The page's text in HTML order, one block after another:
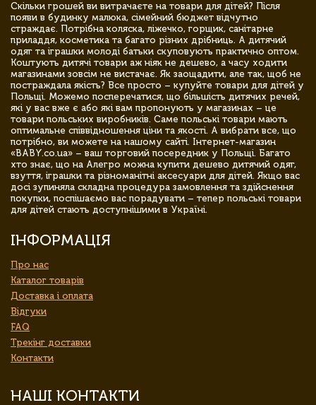
Скільки грошей ви витрачаєте на товари для дітей? Після
появи в будинку малюка, сімейний бюджет відчутно
страждає. Потрібна коляска, ліжечко, горщик, санітарне
приладдя, косметика та багато різних дрібниць. А дитячий
одяг та іграшки молоді батьки скуповують практично оптом.
Коштують дитячі товари аж ніяк не дешево, а часу ходити
магазинами зовсім не вистачає. Як заощадити, але так, щоб не
постраждала якість? Все просто – купуйте товари для дітей у
Польщі. Можемо посперечатися, що більшість дитячих речей,
які у вас вже є або які вам пропонують у магазинах – це
товари польських виробників. Саме польські товари мають
оптимальне співвідношення ціни та якості. А вибрати все, що
потрібно, ви можете на нашому сайті. Інтернет-магазин
«BABY.co.ua» – ваш торговий посередник у Польщі. Багато
хто знає, що на Алегро можна купити дешево дитячий одяг,
взуття, іграшки та різноманітні аксесуари для дітей. Якщо вас
досі зупиняла складна процедура замовлення та здійснення
покупки, поспішаємо вас порадувати – тепер польські товари
для дітей стають доступнішими в Україні.
ІНФОРМАЦІЯ
Про нас
Каталог товарів
Доставка і оплата
Відгуки
FAQ
Трекінг доставки
Контакти
НАШІ КОНТАКТИ